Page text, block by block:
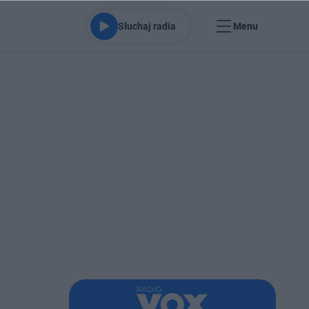
Słuchaj radia Menu